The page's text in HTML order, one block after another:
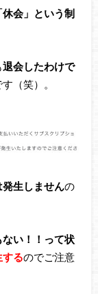
会」という制
退会したわけで
（笑）。
生しませんの
い！！って状
るのでご注意